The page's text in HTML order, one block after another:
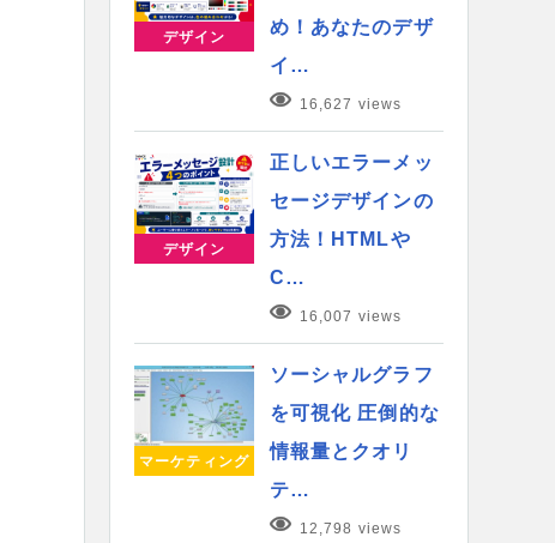
デザイン
め！あなたのデザ
イ…
16,627 views
デザイン
正しいエラーメッ
セージデザインの
方法！HTMLや
C…
16,007 views
マーケティング
ソーシャルグラフ
を可視化 圧倒的な
情報量とクオリ
テ…
12,798 views